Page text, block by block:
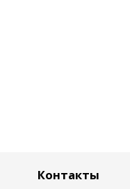
Контакты